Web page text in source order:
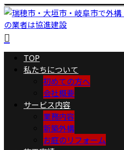
TOP
私たちについて
初めての方へ
会社概要
サービス内容
業務内容
新築外構
お庭のリフォーム